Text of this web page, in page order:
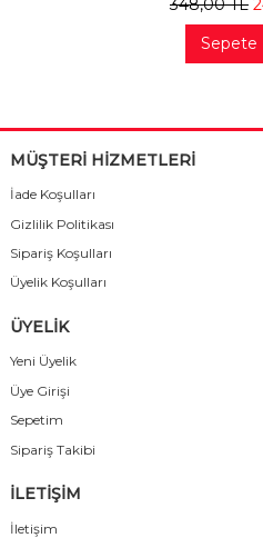
348,00TL
Sepete
MÜŞTERİ HİZMETLERİ
İade Koşulları
Gizlilik Politikası
Sipariş Koşulları
Üyelik Koşulları
ÜYELİK
Yeni Üyelik
Üye Girişi
Sepetim
Sipariş Takibi
İLETİŞİM
İletişim